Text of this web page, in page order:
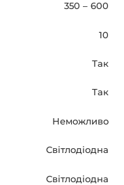
350 – 600
10
Так
Так
Неможливо
Світлодіодна
Світлодіодна